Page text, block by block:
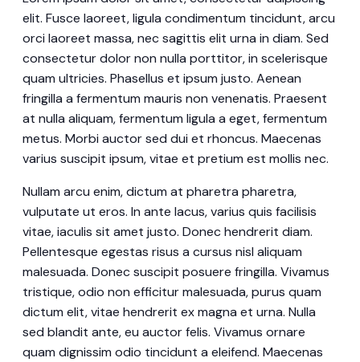
elit. Fusce laoreet, ligula condimentum tincidunt, arcu
orci laoreet massa, nec sagittis elit urna in diam. Sed
consectetur dolor non nulla porttitor, in scelerisque
quam ultricies. Phasellus et ipsum justo. Aenean
fringilla a fermentum mauris non venenatis. Praesent
at nulla aliquam, fermentum ligula a eget, fermentum
metus. Morbi auctor sed dui et rhoncus. Maecenas
varius suscipit ipsum, vitae et pretium est mollis nec.
Nullam arcu enim, dictum at pharetra pharetra,
vulputate ut eros. In ante lacus, varius quis facilisis
vitae, iaculis sit amet justo. Donec hendrerit diam.
Pellentesque egestas risus a cursus nisl aliquam
malesuada. Donec suscipit posuere fringilla. Vivamus
tristique, odio non efficitur malesuada, purus quam
dictum elit, vitae hendrerit ex magna et urna. Nulla
sed blandit ante, eu auctor felis. Vivamus ornare
quam dignissim odio tincidunt a eleifend. Maecenas